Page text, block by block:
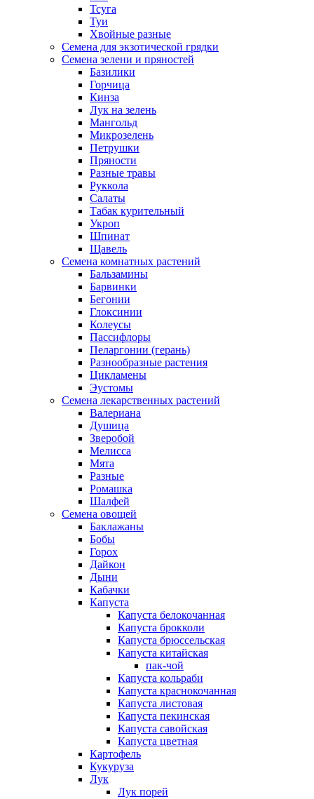
Тсуга
Туи
Хвойные разные
Семена для экзотической грядки
Семена зелени и пряностей
Базилики
Горчица
Кинза
Лук на зелень
Мангольд
Микрозелень
Петрушки
Пряности
Разные травы
Руккола
Салаты
Табак курительный
Укроп
Шпинат
Щавель
Семена комнатных растений
Бальзамины
Барвинки
Бегонии
Глоксинии
Колеусы
Пассифлоры
Пеларгонии (герань)
Разнообразные растения
Цикламены
Эустомы
Семена лекарственных растений
Валериана
Душица
Зверобой
Мелисса
Мята
Разные
Ромашка
Шалфей
Семена овощей
Баклажаны
Бобы
Горох
Дайкон
Дыни
Кабачки
Капуста
Капуста белокочанная
Капуста брокколи
Капуста брюссельская
Капуста китайская
пак-чой
Капуста кольраби
Капуста краснокочанная
Капуста листовая
Капуста пекинская
Капуста савойская
Капуста цветная
Картофель
Кукуруза
Лук
Лук порей